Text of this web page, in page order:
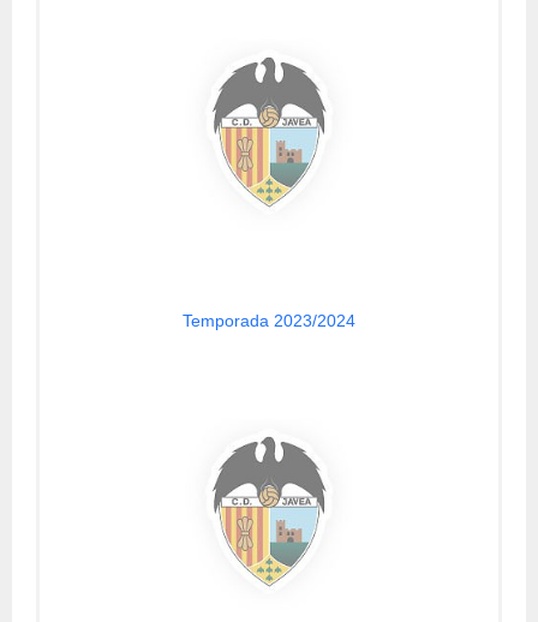
Temporada 2023/2024